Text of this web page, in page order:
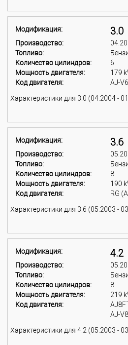
Модификация: 3.0
Производство:
Топливо:
Количество цилиндров:
6
Мощность двигателя:
179
Код двигателя:
AJ-V6
Характеристики для 3.0 (04.2004 -
Модификация: 3.6
Производство:
Топливо:
Количество цилиндров:
8
Мощность двигателя:
190
Код двигателя:
RG
Характеристики для 3.6 (05.2003 -
Модификация: 4.2
Производство:
Топливо:
Количество цилиндров:
8
Мощность двигателя:
219
Код двигателя:
AJ-V8
Характеристики для 4.2 (05.2003 -